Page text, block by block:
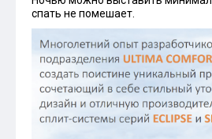
спать не помешает.